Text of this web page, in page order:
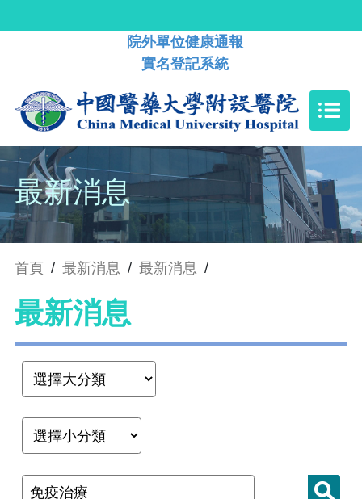
院外單位健康通報
實名登記系統
最新消息
首頁 / 最新消息 / 最新消息 /
最新消息